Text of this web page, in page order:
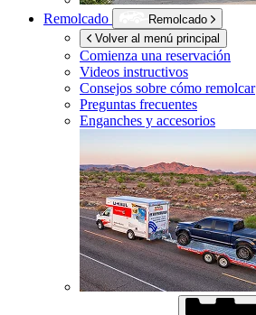
Remolcado
Remolcado
Volver al menú principal
Comienza una reservación
Videos instructivos
Consejos sobre cómo remolcar
Preguntas frecuentes
Enganches y accesorios